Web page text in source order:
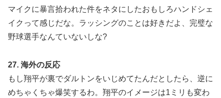
マイクに暴言拾われた件をネタにしたおもしろハンドシェ
イクって感じだな。ラッシングのことは好きだよ、完璧な
野球選手なんていないしな?
27. 海外の反応
もし翔平が裏でダルトンをいじめてたんだとしたら、逆に
めちゃくちゃ爆笑するわ。翔平のイメージは1ミリも変わ